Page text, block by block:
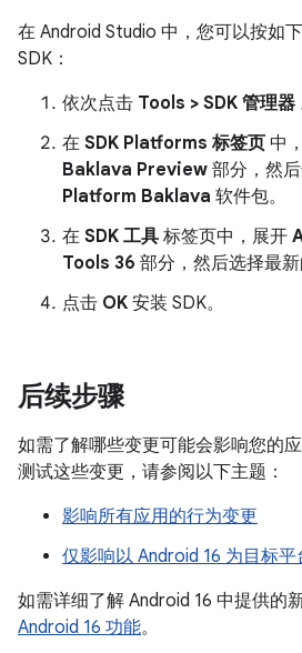
在 Android Studio 中，您可以按如
SDK：
依次点击 Tools > SDK 管理器
在 SDK Platforms 标签页 中
Baklava Preview 部分，然
Platform Baklava 软件包。
在 SDK 工具 标签页中，展开
Tools 36 部分，然后选择最
点击 OK 安装 SDK。
后续步骤
如需了解哪些变更可能会影响您的
测试这些变更，请参阅以下主题：
影响所有应用的行为变更
仅影响以 Android 16 为目标
如需详细了解 Android 16 中提供的
Android 16 功能。